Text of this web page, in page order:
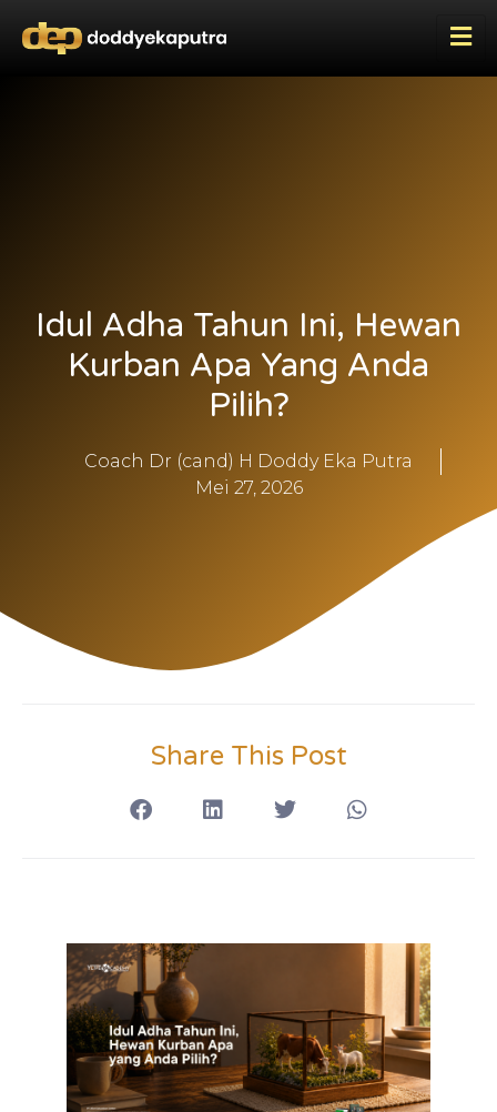
Idul Adha Tahun Ini, Hewan
Kurban Apa Yang Anda
Pilih?
Coach Dr (cand) H Doddy Eka Putra
Mei 27, 2026
Share This Post